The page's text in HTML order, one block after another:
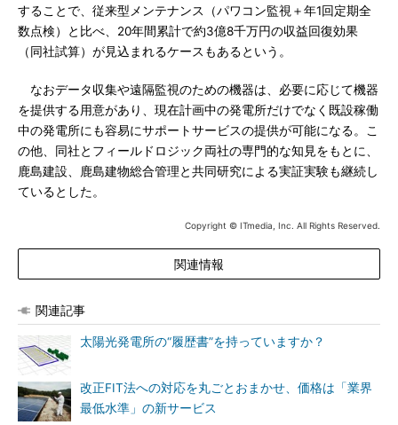
することで、従来型メンテナンス（パワコン監視＋年1回定期全
数点検）と比べ、20年間累計で約3億8千万円の収益回復効果
（同社試算）が見込まれるケースもあるという。
なおデータ収集や遠隔監視のための機器は、必要に応じて機器
を提供する用意があり、現在計画中の発電所だけでなく既設稼働
中の発電所にも容易にサポートサービスの提供が可能になる。こ
の他、同社とフィールドロジック両社の専門的な知見をもとに、
鹿島建設、鹿島建物総合管理と共同研究による実証実験も継続し
ているとした。
Copyright © ITmedia, Inc. All Rights Reserved.
関連情報
関連記事
太陽光発電所の“履歴書”を持っていますか？
改正FIT法への対応を丸ごとおまかせ、価格は「業界
最低水準」の新サービス